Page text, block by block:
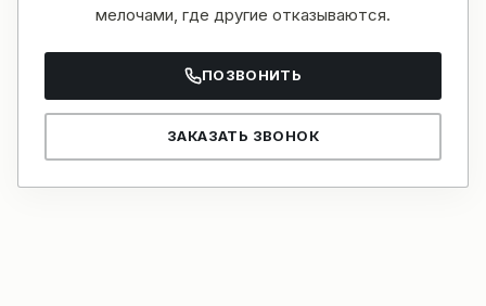
мелочами, где другие отказываются.
ПОЗВОНИТЬ
ЗАКАЗАТЬ ЗВОНОК